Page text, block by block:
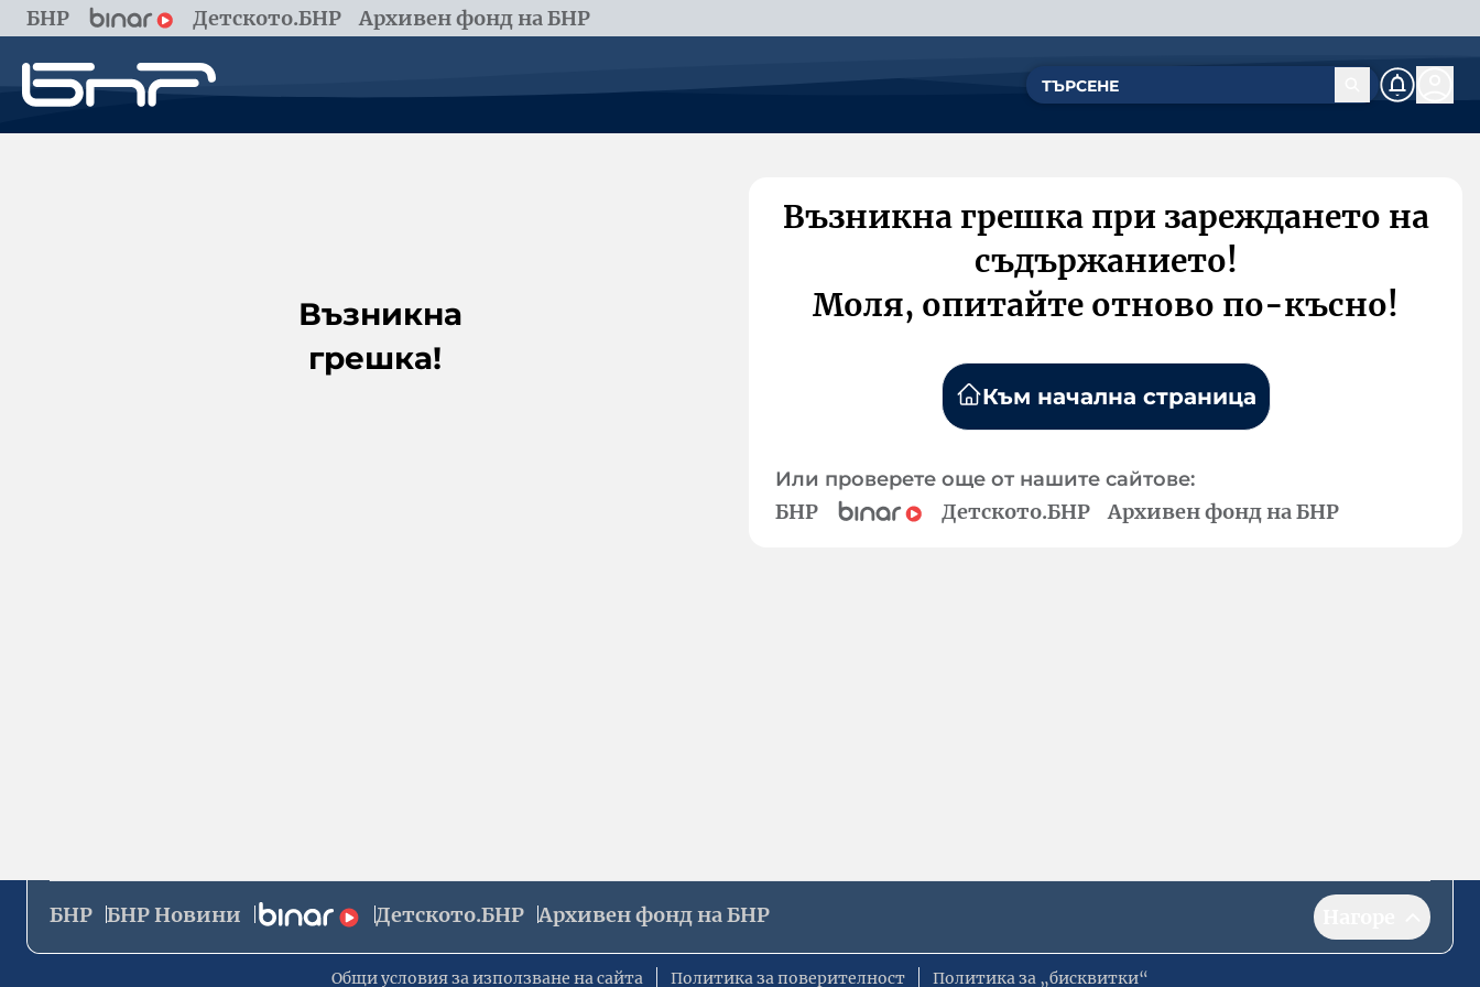
БНР Детското.БНР Архивен фонд на БНР
Възникна
грешка!
Възникна грешка при зареждането на
съдържанието!
Моля, опитайте отново по-късно!
Към начална страница
Или проверете още от нашите сайтове:
БНР Детското.БНР Архивен фонд на БНР
БНР БНР Новини Детското.БНР Архивен фонд на БНР
Общи условия за използване на сайта Политика за поверителност Политика за „бисквитки“